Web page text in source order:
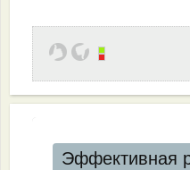
Эффективная